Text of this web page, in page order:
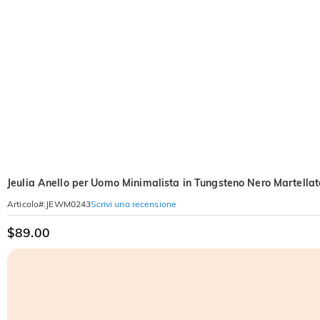
Jeulia Anello per Uomo Minimalista in Tungsteno Nero
Articolo#: JEWM0243Scrivi una recensione
$89.00